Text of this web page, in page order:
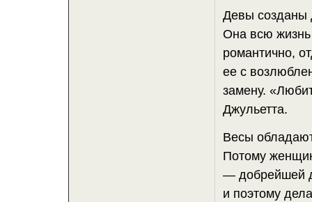
Девы созданы
Она всю жизнь
романтично,
ее с
замену.
Джульетта.
Весы
Потому
— добрейшей
и поэтому